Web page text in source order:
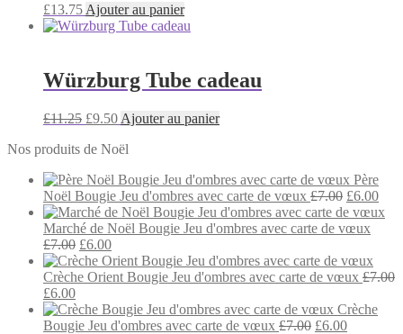
£13.75 Ajouter au panier
Würzburg Tube cadeau
£11.25 Le
initial
£11.25.
£9.50Le
actuel
£9.50.
Ajouter au panier
Nos produits de Noël
Père
Noël Bougie Jeu d'ombres avec carte de vœux £7.00 Le
prix
initial
£7.00.
£6.00Le
prix
Marché de Noël Bougie Jeu d'ombres avec carte de vœux
£7.00 Le
prix
initial
£7.00.
£6.00Le
prix
actuel
£6.00.
Crèche Orient Bougie Jeu d'ombres avec carte de vœux £7.00
Le
prix
initial
£6.00Le
prix
actuel
Crèche
Bougie Jeu d'ombres avec carte de vœux £7.00 Le
£6.00Le